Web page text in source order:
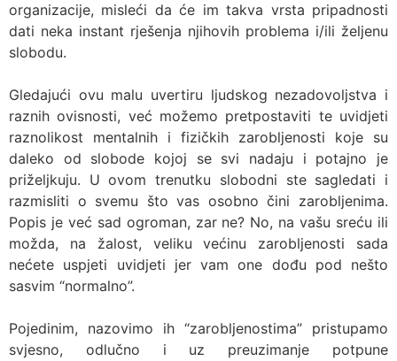
organizacije, misleći da će im takva vrsta pripadnosti
dati neka instant rješenja njihovih problema i/ili željenu
slobodu.
Gledajući ovu malu uvertiru ljudskog nezadovoljstva i
raznih ovisnosti, već možemo pretpostaviti te uvidjeti
raznolikost mentalnih i fizičkih zarobljenosti koje su
daleko od slobode kojoj se svi nadaju i potajno je
priželjkuju. U ovom trenutku slobodni ste sagledati i
razmisliti o svemu što vas osobno čini zarobljenima.
Popis je već sad ogroman, zar ne? No, na vašu sreću ili
možda, na žalost, veliku većinu zarobljenosti sada
nećete uspjeti uvidjeti jer vam one dođu pod nešto
sasvim “normalno”.
Pojedinim, nazovimo ih “zarobljenostima” pristupamo
svjesno, odlučno i uz preuzimanje potpune